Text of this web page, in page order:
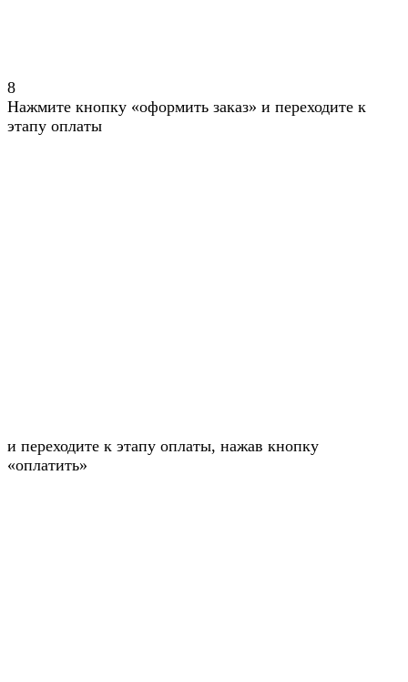
8
Нажмите кнопку «оформить заказ» и переходите к
этапу оплаты
и переходите к этапу оплаты, нажав кнопку
«оплатить»